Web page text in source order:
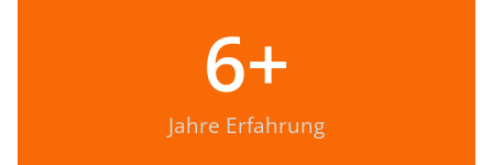
Jahre Erfahrung
6+